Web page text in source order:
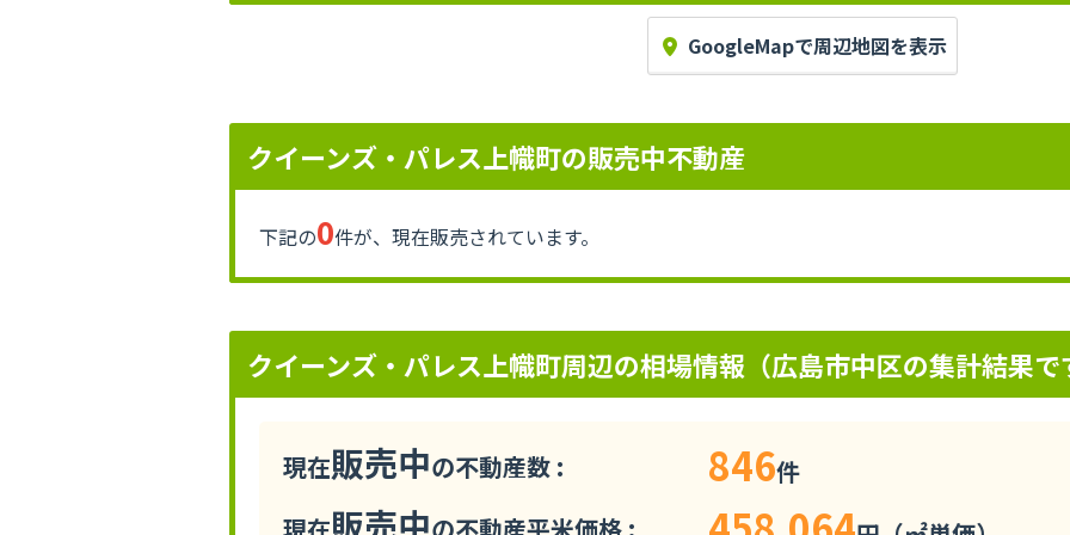
GoogleMapで周辺地図を表示
クイーンズ・パレス上幟町の販売中不動産
下記の0件が、現在販売されています。
クイーンズ・パレス上幟町周辺の相場情報（広島市中区の集計結果で
現在販売中の不動産数 : 846件
販売中